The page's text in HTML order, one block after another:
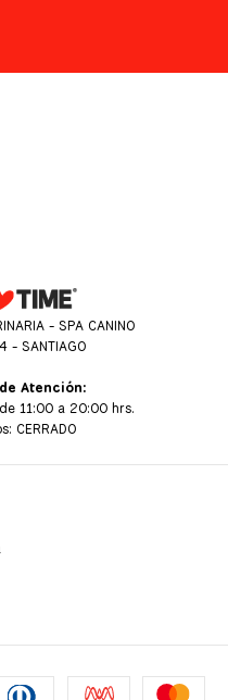
- SPA CANINO
- SANTIAGO
Atención:
11:00 a 20:00 hrs.
CERRADO